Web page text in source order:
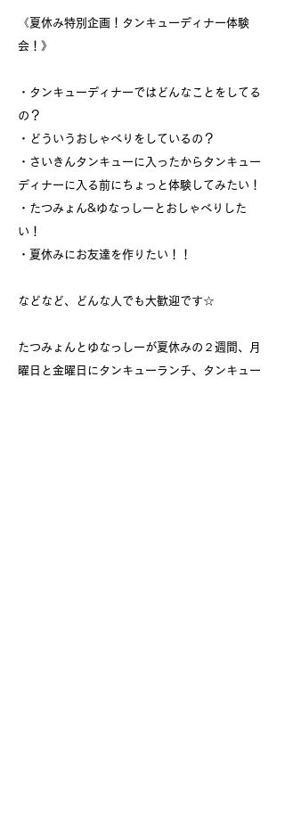
《夏休み特別企画！タンキューディナー体験
会！》
・タンキューディナーではどんなことをしてる
の？
・どういうおしゃべりをしているの？
・さいきんタンキューに入ったからタンキュー
ディナーに入る前にちょっと体験してみたい！
・たつみょん&ゆなっしーとおしゃべりした
い！
・夏休みにお友達を作りたい！！
などなど、どんな人でも大歓迎です☆
たつみょんとゆなっしーが夏休みの２週間、月
曜日と金曜日にタンキューランチ、タンキュー